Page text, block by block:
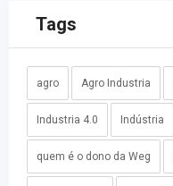
Tags
agro Agro Industria
Industria 4.0 Indústria
quem é o dono da Weg